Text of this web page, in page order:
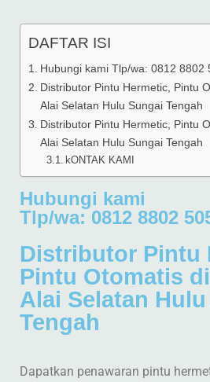
DAFTAR ISI
Hubungi kami Tlp/wa: 0812 8802
Distributor Pintu Hermetic, Pintu
Alai Selatan Hulu Sungai Tengah
Distributor Pintu Hermetic, Pintu
Alai Selatan Hulu Sungai Tengah
kONTAK KAMI
Hubungi kami
Tlp/wa: 0812 8802
Distributor Pintu
Pintu Otomatis
Alai Selatan
Tengah
Dapatkan penawaran pintu